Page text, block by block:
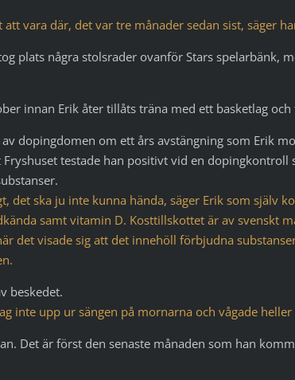
vara där, det var tre månader sedan sist, säger
plats några stolsrader ovanför Stars spelarbänk,
innan Erik åter tillåts träna med ett basketlag och
dopingdomen om ett års avstängning som Erik
testade han positivt vid en dopingkontroll
det ska ju inte kunna hända, säger Erik som själv
samt vitamin D. Kosttillskottet är av svenskt
det visade sig att det innehöll förbjudna
beskedet.
inte upp ur sängen på mornarna och vågade heller
Det är först den senaste månaden som han